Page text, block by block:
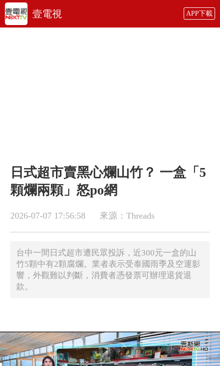
壹電視 APP下載
日式超市賣黑心爛山竹？ 一盒「5
顆爛兩顆」怒po網
2026-07-07 17:56:58 來源：Threads
台中一間日式超市遭民眾投訴，近300元一盒的山
竹5顆中有2顆腐爛。業者表示受泰國雨季及空運影
響，外觀難以判斷，消費者憑發票可辦理退貨退
款。